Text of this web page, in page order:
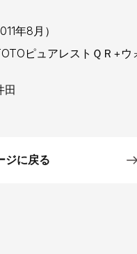
年8月）
ピュアレストＱＲ+ウ
田
ジに戻る